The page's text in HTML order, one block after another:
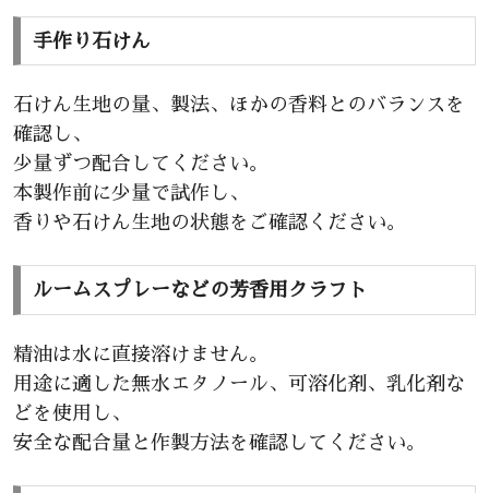
手作り石けん
石けん生地の量、製法、ほかの香料とのバランスを
確認し、
少量ずつ配合してください。
本製作前に少量で試作し、
香りや石けん生地の状態をご確認ください。
ルームスプレーなどの芳香用クラフト
精油は水に直接溶けません。
用途に適した無水エタノール、可溶化剤、乳化剤な
どを使用し、
安全な配合量と作製方法を確認してください。